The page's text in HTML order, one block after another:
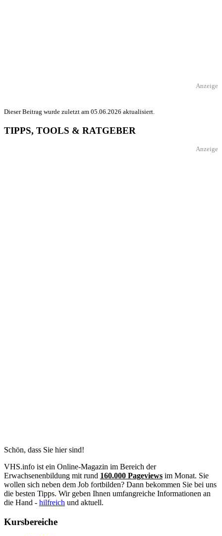
Anzeige
Dieser Beitrag wurde zuletzt am 05.06.2026 aktualisiert.
TIPPS, TOOLS & RATGEBER
Anzeige
Schön, dass Sie hier sind!
VHS.info ist ein Online-Magazin im Bereich der
Erwachsenenbildung mit rund 160.000 Pageviews im Monat. Sie
wollen sich neben dem Job fortbilden? Dann bekommen Sie bei uns
die besten Tipps. Wir geben Ihnen umfangreiche Informationen an
die Hand - hilfreich und aktuell.
Kursbereiche